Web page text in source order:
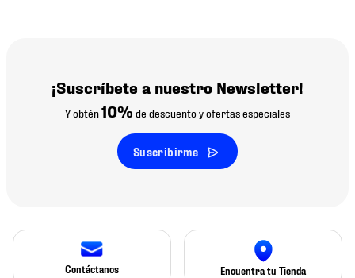
¡Suscríbete a nuestro Newsletter!
Y obtén10% de descuento y ofertas especiales
Suscribirme
Contáctanos Encuentra tu Tienda